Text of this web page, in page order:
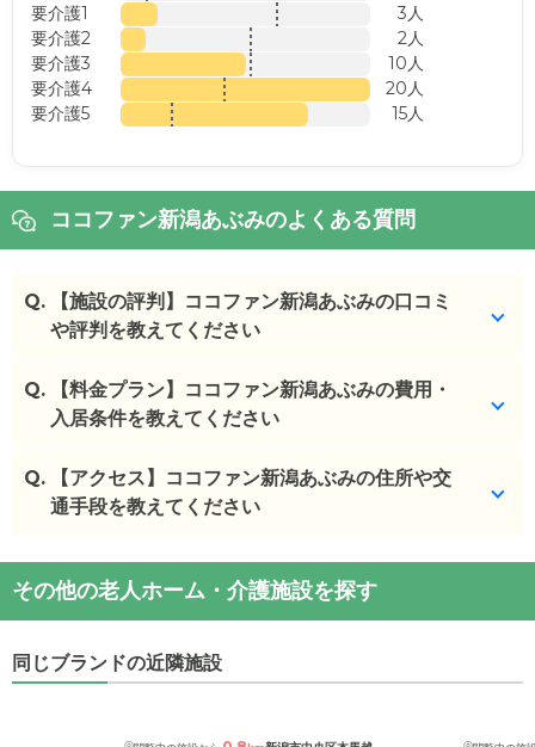
要介護1
3人
要介護2
2人
要介護3
10人
要介護4
20人
要介護5
15人
ココファン新潟あぶみのよくある質問
Q.
【施設の評判】ココファン新潟あぶみの口コミ
や評判を教えてください
ココファン新潟あぶみを見学した方の口コミを確認
できます。
ココファン新潟あぶみ の
口コミ
・施設の新しさと、スタッフ皆さんが親切で手稲奈
対応をしてくださ...
たりもよかったの...
・ 施設を見学するにあたり、窓口のスタッフの笑顔
施設の雰囲気
Q.
【料金プラン】ココファン新潟あぶみの費用・
入居条件を教えてください
ココファン新潟あぶみの入居金・月額料金は次のと
おりです。
・月額費用が16.7〜29.4万円
・要介護度：自立、要支援1、要支援2、要介護1、要
Q.
【アクセス】ココファン新潟あぶみの住所や交
通手段を教えてください
ココファン新潟あぶみの交通アクセス
・住所：新潟県新潟市中央区鐙3-10-36
・最寄り駅：
その他の老人ホーム・介護施設を探す
同じブランドの近隣施設